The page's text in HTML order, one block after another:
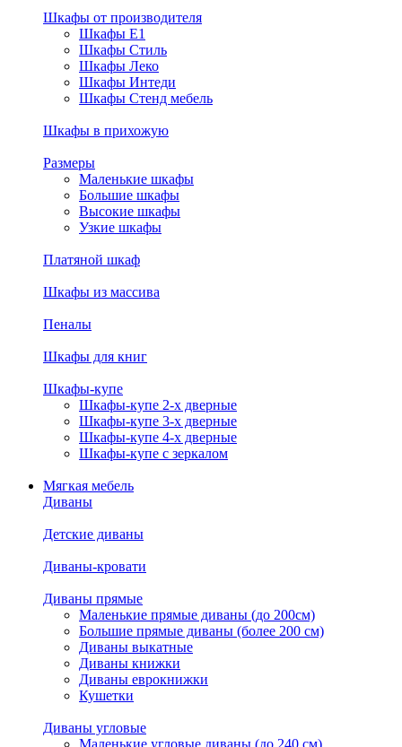
Шкафы от производителя
Шкафы E1
Шкафы Стиль
Шкафы Леко
Шкафы Интеди
Шкафы Стенд мебель
Шкафы в прихожую
Размеры
Маленькие шкафы
Большие шкафы
Высокие шкафы
Узкие шкафы
Платяной шкаф
Шкафы из массива
Пеналы
Шкафы для книг
Шкафы-купе
Шкафы-купе 2-х дверные
Шкафы-купе 3-х дверные
Шкафы-купе 4-х дверные
Шкафы-купе с зеркалом
Мягкая мебель
Диваны
Детские диваны
Диваны-кровати
Диваны прямые
Маленькие прямые диваны (до 200см)
Большие прямые диваны (более 200 см)
Диваны выкатные
Диваны книжки
Диваны еврокнижки
Кушетки
Диваны угловые